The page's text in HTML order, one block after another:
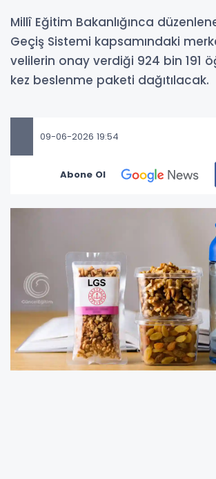
Millî Eğitim Bakanlığınca
Geçiş Sistemi kapsamındaki
velilerin onay verdiği 924 bin 191
kez beslenme paketi dağıtılacak.
09-06-2026 19:54
Abone Ol